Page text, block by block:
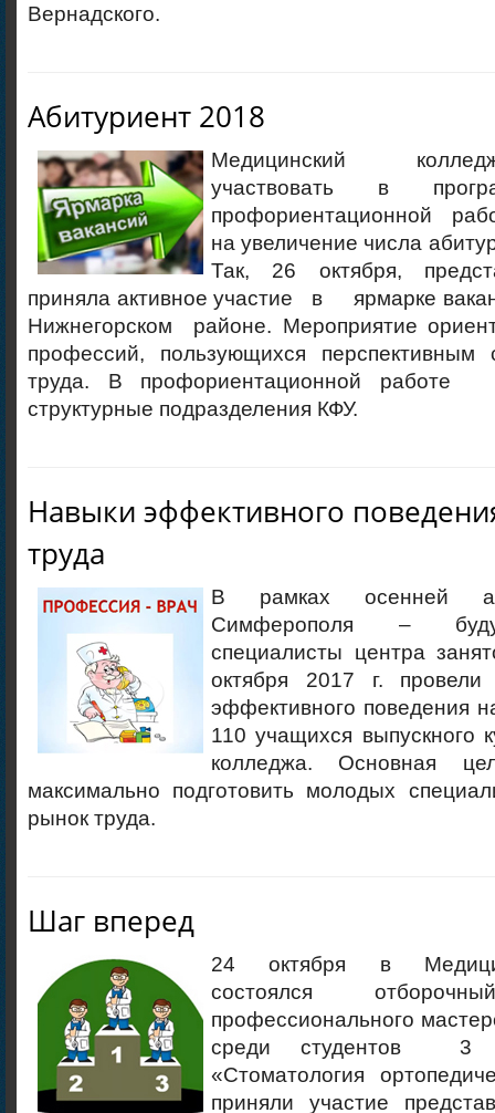
Вернадского.
Абитуриент 2018
Медицинский
участвовать в
профориентационной
на увеличение числа
Так, 26 октября,
приняла активное участие в ярмарке
Нижнегорском районе. Мероприятие
профессий, пользующихся
труда. В профориентационной работе
структурные подразделения КФУ.
Навыки эффективного
труда
В рамках осенней
Симферополя –
специалисты центра
октября 2017 г.
эффективного поведения
110 учащихся выпускного
колледжа. Основная
максимально подготовить молодых
рынок труда.
Шаг вперед
24 октября в
состоялся
профессионального
среди студентов 3
«Стоматология
приняли участие